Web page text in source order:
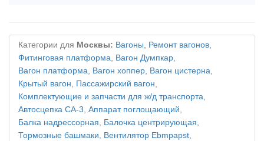
Категории для Москвы: Вагоны, Ремонт вагонов,
Фитинговая платформа, Вагон Думпкар,
Вагон платформа, Вагон хоппер, Вагон цистерна,
Крытый вагон, Пассажирский вагон,
Комплектующие и запчасти для ж/д транспорта,
Автосцепка СА-3, Аппарат поглощающий,
Балка надрессорная, Балочка центрирующая,
Тормозные башмаки, Вентилятор Ebmpapst,